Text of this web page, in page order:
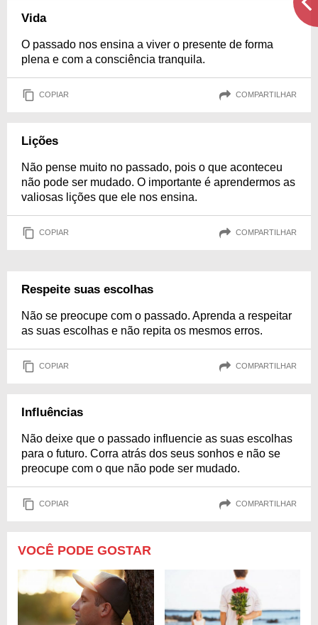
Vida
O passado nos ensina a viver o presente de forma
plena e com a consciência tranquila.
COPIAR COMPARTILHAR
Lições
Não pense muito no passado, pois o que aconteceu
não pode ser mudado. O importante é aprendermos as
valiosas lições que ele nos ensina.
COPIAR COMPARTILHAR
Respeite suas escolhas
Não se preocupe com o passado. Aprenda a respeitar
as suas escolhas e não repita os mesmos erros.
COPIAR COMPARTILHAR
Influências
Não deixe que o passado influencie as suas escolhas
para o futuro. Corra atrás dos seus sonhos e não se
preocupe com o que não pode ser mudado.
COPIAR COMPARTILHAR
VOCÊ PODE GOSTAR